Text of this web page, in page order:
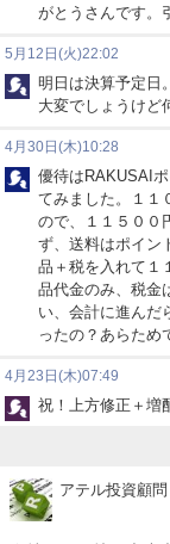
がとうさんです。
5月12日(火)22:02
明日は決算予定日
大変でしょうけど
4月30日(木)10:28
優待はRAKUSAI
てみました。１１
ので、１１５００
ず、送料はポイン
品＋税を入れて１
品代金のみ、税金
い、会計に進んだ
ったの？あらため
4月23日(木)07:49
祝！上方修正＋増
ア
アテル投資顧問